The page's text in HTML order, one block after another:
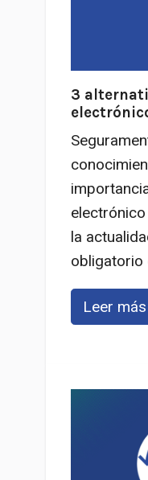
3
la
obligatorio
Leer más